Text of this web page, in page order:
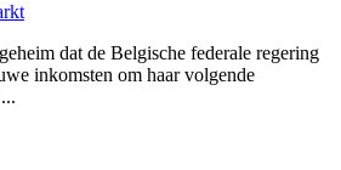
dat de Belgische federale regering
inkomsten om haar volgende